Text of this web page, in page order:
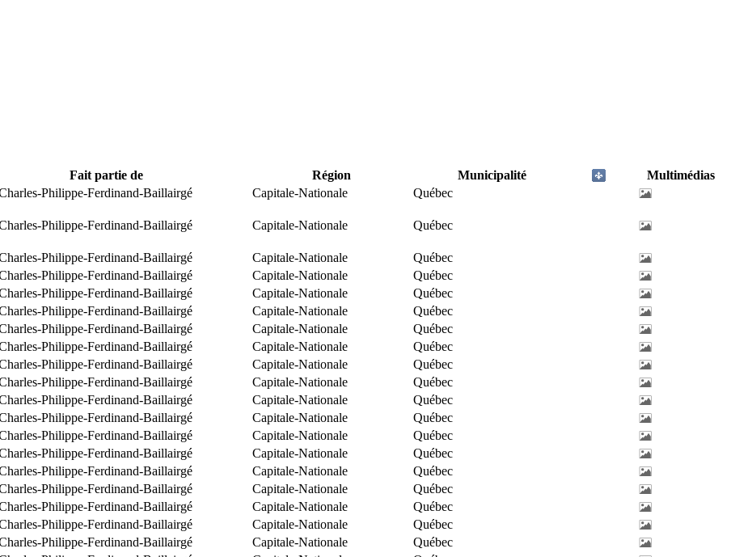
Fait partie de Région Municipalité
Multimédias
Philippe-Ferdinand-Baillairgé Capitale-Nationale
Québec
Philippe-Ferdinand-Baillairgé Capitale-Nationale Québec
Philippe-Ferdinand-Baillairgé Capitale-Nationale
Québec
Philippe-Ferdinand-Baillairgé Capitale-Nationale
Québec
Philippe-Ferdinand-Baillairgé Capitale-Nationale
Québec
Philippe-Ferdinand-Baillairgé Capitale-Nationale
Québec
Philippe-Ferdinand-Baillairgé Capitale-Nationale
Québec
Philippe-Ferdinand-Baillairgé Capitale-Nationale
Québec
Philippe-Ferdinand-Baillairgé Capitale-Nationale
Québec
Philippe-Ferdinand-Baillairgé Capitale-Nationale
Québec
Philippe-Ferdinand-Baillairgé Capitale-Nationale
Québec
Philippe-Ferdinand-Baillairgé Capitale-Nationale
Québec
Philippe-Ferdinand-Baillairgé Capitale-Nationale
Québec
Philippe-Ferdinand-Baillairgé Capitale-Nationale
Québec
Philippe-Ferdinand-Baillairgé Capitale-Nationale
Québec
Philippe-Ferdinand-Baillairgé Capitale-Nationale
Québec
Philippe-Ferdinand-Baillairgé Capitale-Nationale
Québec
Philippe-Ferdinand-Baillairgé Capitale-Nationale
Québec
Philippe-Ferdinand-Baillairgé Capitale-Nationale
Québec